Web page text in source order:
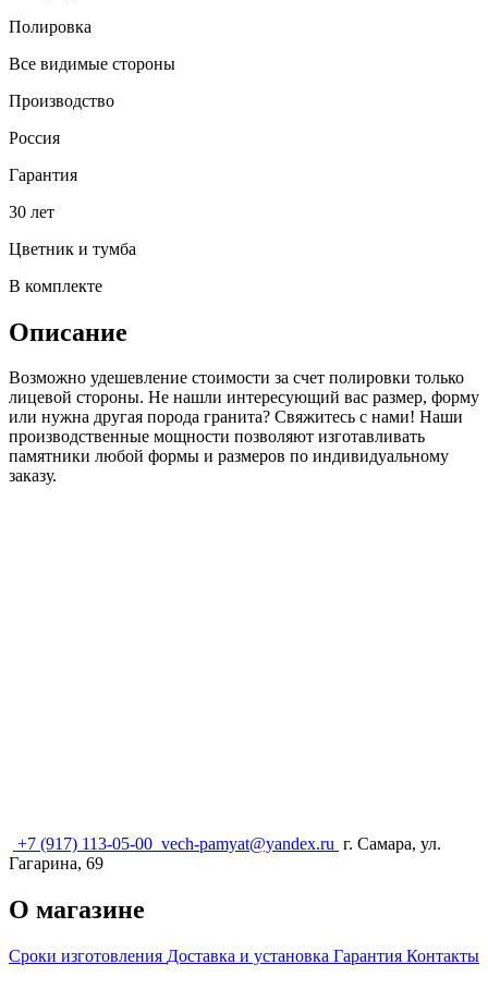
Полировка
Все видимые стороны
Производство
Россия
Гарантия
30 лет
Цветник и тумба
В комплекте
Описание
Возможно удешевление стоимости за счет полировки только
лицевой стороны. Не нашли интересующий вас размер, форму
или нужна другая порода гранита? Свяжитесь с нами! Наши
производственные мощности позволяют изготавливать
памятники любой формы и размеров по индивидуальному
заказу.
+7 (917) 113-05-00 vech-pamyat@yandex.ru г. Самара, ул.
Гагарина, 69
О магазине
Сроки изготовления Доставка и установка Гарантия Контакты